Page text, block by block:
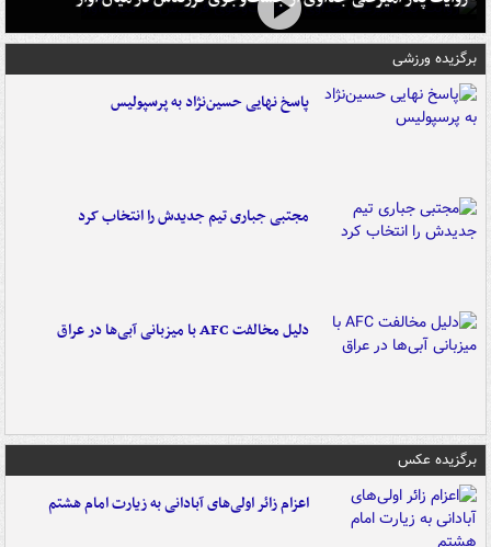
برگزیده ورزشی
پاسخ نهایی حسین‌نژاد به پرسپولیس
مجتبی جباری تیم جدیدش را انتخاب کرد
دلیل مخالفت AFC با میزبانی آبی‌ها در عراق
برگزیده عکس
اعزام زائر اولی‌های آبادانی به زیارت امام هشتم